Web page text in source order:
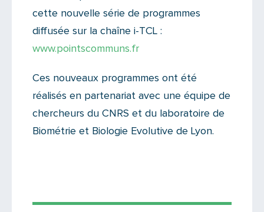
cette nouvelle série de programmes
diffusée sur la chaîne i-TCL :
www.pointscommuns.fr
Ces nouveaux programmes ont été
réalisés en partenariat avec une équipe de
chercheurs du CNRS et du laboratoire de
Biométrie et Biologie Evolutive de Lyon.